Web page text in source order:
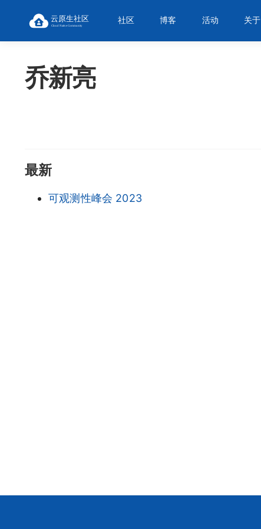
社区 博客 活动 关于
乔新亮
最新
可观测性峰会 2023